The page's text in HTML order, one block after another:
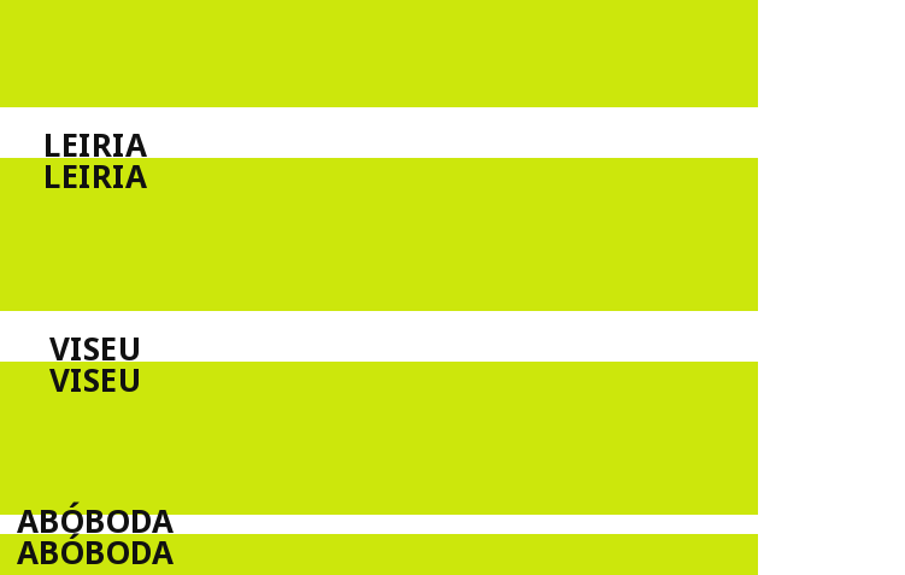
LEIRIA
LEIRIA
VISEU
VISEU
ABÓBODA
ABÓBODA